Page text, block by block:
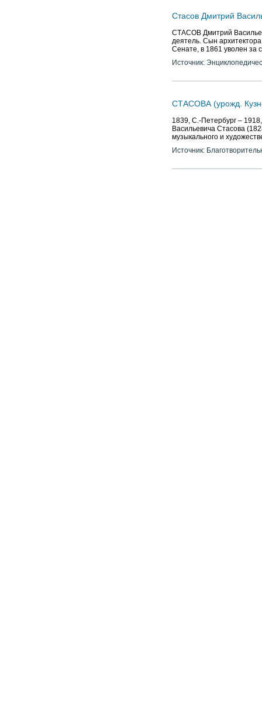
Стасов Дмитрий
СТАСОВ Дмитрий
деятель. Сын
Сенате, в 1861 уволен за
Источник:
СТАСОВА (урожд.
1839, С.-Петербург –
Васильевича Стасова
музыкального и
Источник: